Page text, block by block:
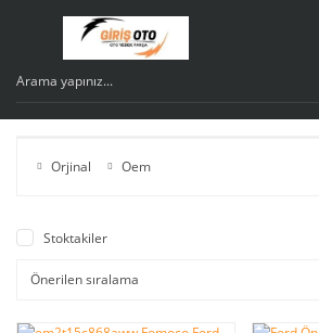
Orjinal Oem
Stoktakiler